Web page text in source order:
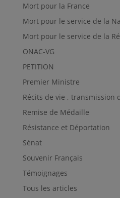
Mort pour la France
Mort pour le service de la
Mort pour le service de la
ONAC-VG
PETITION
Premier Ministre
Récits de vie , transmission
Remise de Médaille
Résistance et Déportation
Sénat
Souvenir Français
Témoignages
Tous les articles